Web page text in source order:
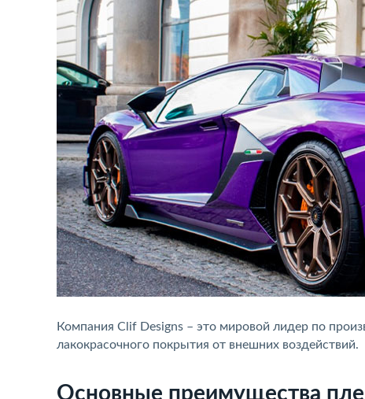
Компания Clif Designs – это мировой лидер по
лакокрасочного покрытия от внешних воздействий.
Оcновные преимущества